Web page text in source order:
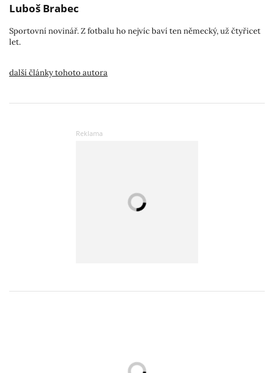
Luboš Brabec
Sportovní novinář. Z fotbalu ho nejvíc baví ten německý, už čtyřicet
let.
další články tohoto autora